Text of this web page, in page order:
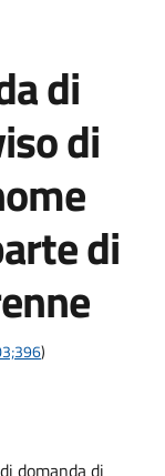
di
di
di
)
domanda di